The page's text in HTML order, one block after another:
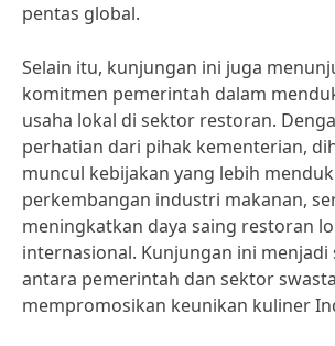
pentas global.
Selain itu, kunjungan ini juga
komitmen pemerintah dalam
usaha lokal di sektor restoran.
perhatian dari pihak kementerian,
muncul kebijakan yang lebih
perkembangan industri makanan,
meningkatkan daya saing restoran
internasional. Kunjungan ini
antara pemerintah dan sektor
mempromosikan keunikan kuliner